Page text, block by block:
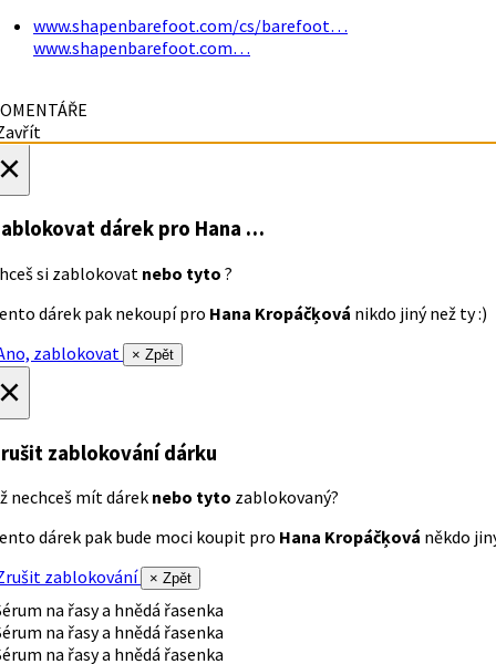
www.shapenbarefoot.com/cs/barefoot…
www.shapenbarefoot.com…
dárek pro Hana …
si zablokovat nebo tyto ?
dárek pak nekoupí pro Hana Kropáčķová nikdo jiný než ty :)
zablokovat
× Zpět
zablokování dárku
nechceš mít dárek nebo tyto zablokovaný?
dárek pak bude moci koupit pro Hana Kropáčķová někdo
zablokování
× Zpět